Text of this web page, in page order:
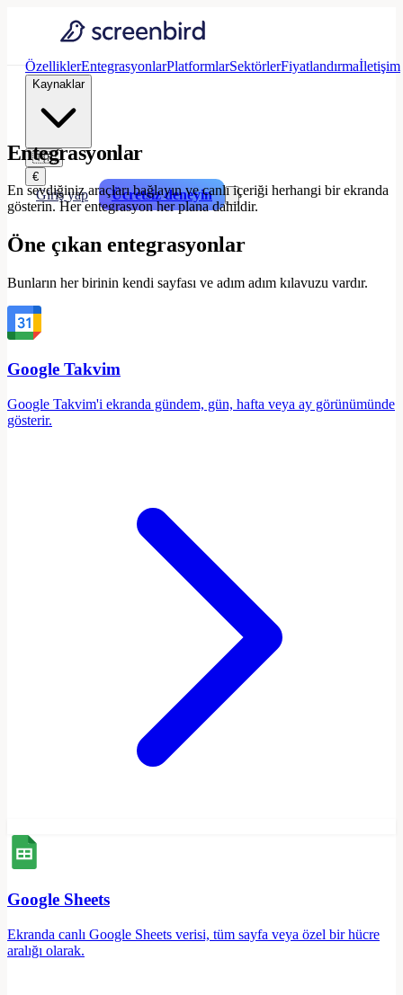
ÖzelliklerEntegrasyonlarPlatformlarSektörlerFiyatlandırmaİletişim
Kaynaklar
🇹🇷
€
Giriş yap Ücretsiz deneyin
Entegrasyonlar
En sevdiğiniz araçları bağlayın ve canlı içeriği herhangi bir ekranda
gösterin. Her entegrasyon her plana dahildir.
Öne çıkan entegrasyonlar
Bunların her birinin kendi sayfası ve adım adım kılavuzu vardır.
Google Takvim
Google Takvim'i ekranda gündem, gün, hafta veya ay görünümünde
gösterir.
Google Sheets
Ekranda canlı Google Sheets verisi, tüm sayfa veya özel bir hücre
aralığı olarak.